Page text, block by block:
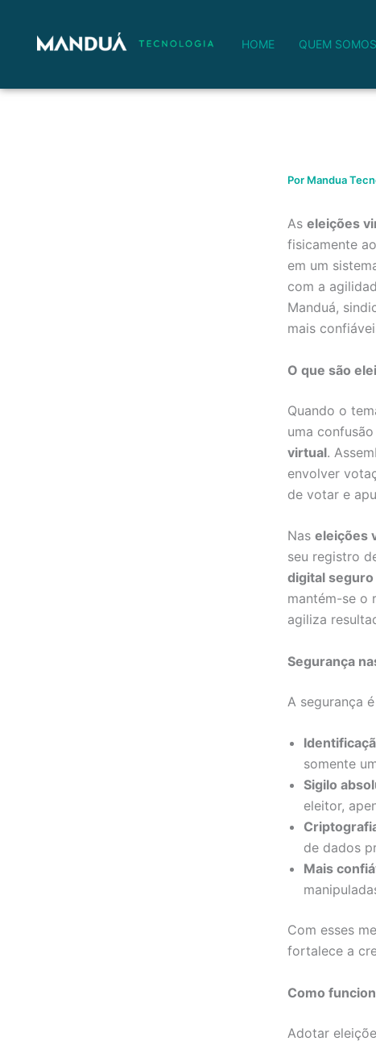
HOME QUEM SOMOS
Por Mandua
As eleições
fisicamente
em um
com a
Manduá,
mais
O que são
Quando o
uma
virtual.
envolver
de votar e
Nas eleições
seu registro
digital seguro
mantém-se o
agiliza
Segurança
A segurança
somente
Sigilo
eleitor,
de dados
Mais
Com esses
fortalece a
Como
Adotar